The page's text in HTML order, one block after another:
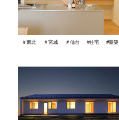
＃東北 ＃宮城 ＃仙台 #住宅 #新築